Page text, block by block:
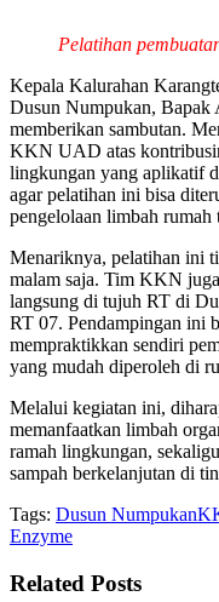
Pelatihan
Kepala Kalurahan
Dusun Numpukan, Bapak
memberikan sambutan.
KKN UAD atas
lingkungan yang aplikatif
agar pelatihan ini bisa
pengelolaan limbah rumah
Menariknya, pelatihan ini
malam saja. Tim KKN
langsung di tujuh RT di
RT 07. Pendampingan ini
mempraktikkan sendiri
yang mudah diperoleh di
Melalui kegiatan ini,
memanfaatkan limbah
ramah lingkungan,
sampah berkelanjutan di
Tags: Dusun Numpukan
Enzyme
Related Posts